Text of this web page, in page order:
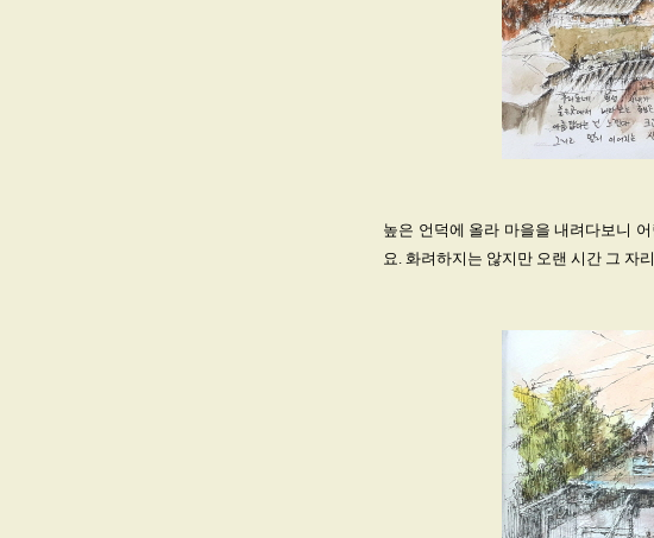
높은 언덕에 올라 마을을 내려다보니
요. 화려하지는 않지만 오랜 시간 그 자